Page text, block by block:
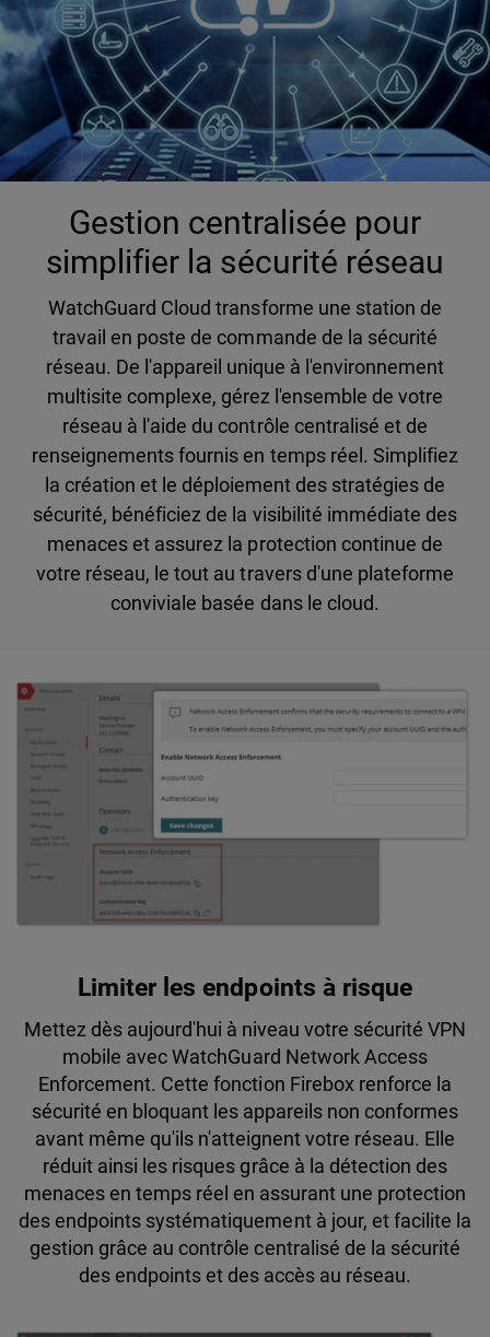
Gestion centralisée pour
simplifier la sécurité réseau
WatchGuard Cloud transforme une station de
travail en poste de commande de la sécurité
réseau. De l'appareil unique à l'environnement
multisite complexe, gérez l'ensemble de votre
réseau à l'aide du contrôle centralisé et de
renseignements fournis en temps réel. Simplifiez
la création et le déploiement des stratégies de
sécurité, bénéficiez de la visibilité immédiate des
menaces et assurez la protection continue de
votre réseau, le tout au travers d'une plateforme
conviviale basée dans le cloud.
Limiter les endpoints à risque
Mettez dès aujourd'hui à niveau votre sécurité VPN
mobile avec WatchGuard Network Access
Enforcement. Cette fonction Firebox renforce la
sécurité en bloquant les appareils non conformes
avant même qu'ils n'atteignent votre réseau. Elle
réduit ainsi les risques grâce à la détection des
menaces en temps réel en assurant une protection
des endpoints systématiquement à jour, et facilite la
gestion grâce au contrôle centralisé de la sécurité
des endpoints et des accès au réseau.